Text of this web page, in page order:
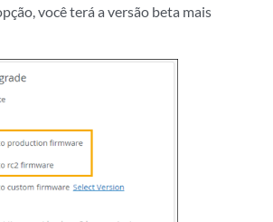
você terá a versão beta mais